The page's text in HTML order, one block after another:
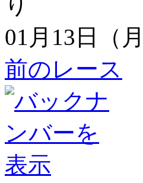
01月13日（
前のレース